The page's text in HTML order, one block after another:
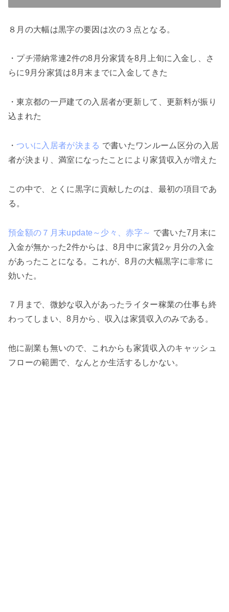
８月の大幅は黒字の要因は次の３点となる。
・プチ滞納常連2件の8月分家賃を8月上旬に入金し、さ
らに9月分家賃は8月末までに入金してきた
・東京都の一戸建ての入居者が更新して、更新料が振り
込まれた
・ついに入居者が決まる で書いたワンルーム区分の入居
者が決まり、満室になったことにより家賃収入が増えた
この中で、とくに黒字に貢献したのは、最初の項目であ
る。
預金額の７月末update～少々、赤字～ で書いた7月末に
入金が無かった2件からは、8月中に家賃2ヶ月分の入金
があったことになる。これが、8月の大幅黒字に非常に
効いた。
７月まで、微妙な収入があったライター稼業の仕事も終
わってしまい、8月から、収入は家賃収入のみである。
他に副業も無いので、これからも家賃収入のキャッシュ
フローの範囲で、なんとか生活するしかない。